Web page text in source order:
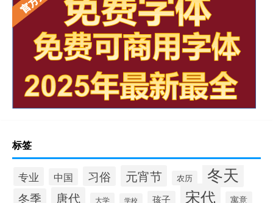
标签
专业 中国 习俗 元宵节 农历 冬天
冬季 唐代 大学 学校 孩子 宋代 寓意